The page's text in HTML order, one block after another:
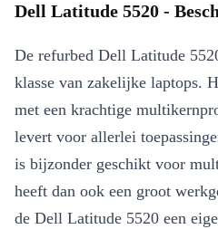
Dell Latitude 5520 -
De refurbed Dell Latitude
klasse van zakelijke laptops.
met een krachtige
levert voor allerlei
is bijzonder geschikt voor
heeft dan ook een groot
de Dell Latitude 5520 een